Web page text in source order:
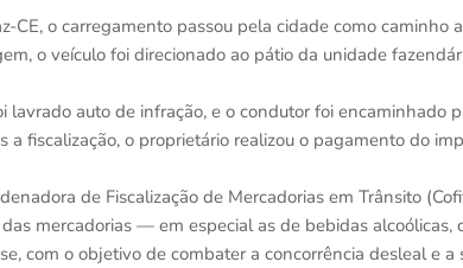
CE, o carregamento passou pela cidade como
o veículo foi direcionado ao pátio da unidade
lavrado auto de infração, e o condutor foi encaminhado
a fiscalização, o proprietário realizou o pagamento do
de Fiscalização de Mercadorias em Trânsito
mercadorias — em especial as de bebidas
com o objetivo de combater a concorrência desleal e a